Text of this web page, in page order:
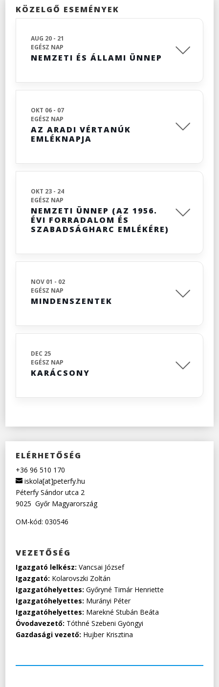
KÖZELGŐ ESEMÉNYEK
AUG 20 - 21
EGÉSZ NAP
NEMZETI ÉS ÁLLAMI ÜNNEP
OKT 06 - 07
EGÉSZ NAP
AZ ARADI VÉRTANÚK
EMLÉKNAPJA
OKT 23 - 24
EGÉSZ NAP
NEMZETI ÜNNEP (AZ 1956.
ÉVI FORRADALOM ÉS
SZABADSÁGHARC EMLÉKÉRE)
NOV 01 - 02
EGÉSZ NAP
MINDENSZENTEK
DEC 25
EGÉSZ NAP
KARÁCSONY
ELÉRHETŐSÉG
+36 96 510 170
iskola[at]peterfy.hu
Péterfy Sándor utca 2
9025 Győr Magyarország
OM-kód: 030546
VEZETŐSÉG
Igazgató lelkész: Vancsai József
Igazgató: Kolarovszki Zoltán
Igazgatóhelyettes: Győryné Timár Henriette
Igazgatóhelyettes: Murányi Péter
Igazgatóhelyettes: Marekné Stubán Beáta
Óvodavezető: Tóthné Szebeni Gyöngyi
Gazdasági vezető: Hujber Krisztina